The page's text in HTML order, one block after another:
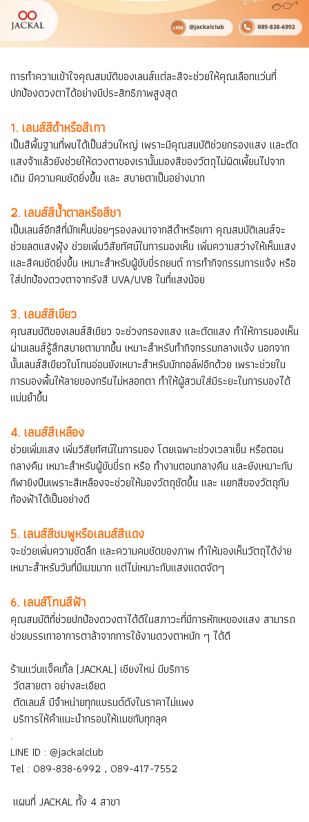
การทำความเข้าใจคุณสมบัติของเลนส์แต่ละสีจะช่วยให้คุณเลือกแว่นที่
ปกป้องดวงตาได้อย่างมีประสิทธิภาพสูงสุด
1. เลนส์สีดำหรือสีเทา
เป็นสีพื้นฐานที่พบได้เป็นส่วนใหญ่ เพราะมีคุณสมบัติช่วยกรองแสง และตัด
แสงจ้าแล้วยังช่วยให้ดวงตาของเรานั้นมองสีของวัตถุไม่ผิดเพี้ยนไปจาก
เดิม มีความคมชัดยิ่งขึ้น และ สบายตาเป็นอย่างมาก
2. เลนส์สีน้ำตาลหรือสีชา
เป็นเลนส์อีกสีที่มักเห็นบ่อยๆรองลงมาจากสีดำหรือเทา คุณสมบัติเลนส์จะ
ช่วยลดแสงฟุ้ง ช่วยเพิ่มวิสัยทัศน์ในการมองเห็น เพิ่มความสว่างให้เห็นแสง
และสีคมชัดยิ่งขึ้น เหมาะสำหรับผู้ขับขี่รถยนต์ การทำกิจกรรมการแจ้ง หรือ
ใส่ปกป้องดวงตาจากรังสี UVA/UVB ในที่แสงน้อย
3. เลนส์สีเขียว
คุณสมบัติของเลนส์สีเขียว จะช่วงกรองแสง และตัดแสง ทำให้การมองเห็น
ผ่านเลนส์รู้สึกสบายตามากขึ้น เหมาะสำหรับทำกิจกรรมกลางแจ้ง นอกจาก
นั้นเลนส์สีเขียวในโทนอ่อนยังเหมาะสำหรับนักกอล์ฟอีกด้วย เพราะช่วยใน
การมองพื้นให้ลายของกรีนไม่หลอกตา ทำให้ผู้สวมใส่มีระยะในการมองได้
แม่นยำขึ้น
4. เลนส์สีเหลือง
ช่วยเพิ่มแสง เพิ่มวิสัยทัศน์ในการมอง โดยเฉพาะช่วงเวลาเย็น หรือตอน
กลางคืน เหมาะสำหรับผู้ขับขี่รถ หรือ ทำงานตอนกลางคืน และยังเหมาะกับ
กีฬายิงปืนเพราะสีเหลืองจะช่วยให้มองวัตถุชัดขึ้น และ แยกสีของวัตถุกับ
ท้องฟ้าได้เป็นอย่างดี
5. เลนส์สีชมพูหรือเลนส์สีแดง
จะช่วยเพิ่มความชัดลึก และความคมชัดของภาพ ทำให้มองเห็นวัตถุได้ง่าย
เหมาะสำหรับวันที่มีเมฆมาก แต่ไม่เหมาะกับแสงแดดจัดๆ
6. เลนส์โทนสีฟ้า
คุณสมบัติที่ช่วยปกป้องดวงตาได้ดีในสภาวะที่มีการหักเหของแสง สามารถ
ช่วยบรรเทาอาการตาล้าจากการใช้งานดวงตาหนัก ๆ ได้ดี
ร้านแว่นแจ็คเกิ้ล (JACKAL) เชียงใหม่ มีบริการ
วัดสายตา อย่างละเอียด
ตัดเลนส์ มีจำหน่ายทุกแบรนด์ดังในราคาไม่แพง
บริการให้คำแนะนำกรอบให้แมชกับทุกลุค
.
LINE ID : @jackalclub
Tel : 089-838-6992 , 089-417-7552
แผนที่ JACKAL ทั้ง 4 สาขา